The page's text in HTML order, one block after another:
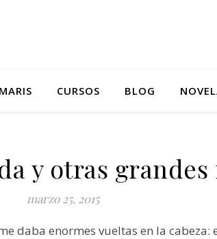
CURSOS BLOG
y otras
marzo 25, 2015
daba enormes vueltas en la cabeza: